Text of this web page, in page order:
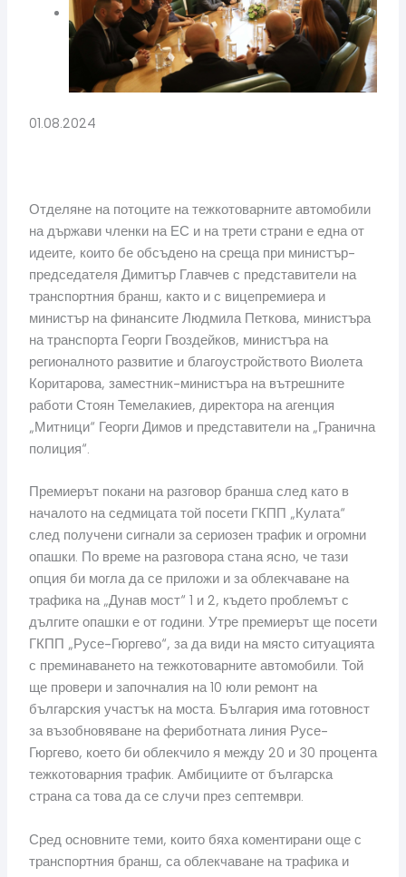
01.08.2024
Отделяне на потоците на тежкотоварните автомобили
на държави членки на ЕС и на трети страни е една от
идеите, които бе обсъдено на среща при министър-
председателя Димитър Главчев с представители на
транспортния бранш, както и с вицепремиера и
министър на финансите Людмила Петкова, министъра
на транспорта Георги Гвоздейков, министъра на
регионалното развитие и благоустройството Виолета
Коритарова, заместник-министъра на вътрешните
работи Стоян Темелакиев, директора на агенция
„Митници“ Георги Димов и представители на „Гранична
полиция“.
Премиерът покани на разговор бранша след като в
началото на седмицата той посети ГКПП „Кулата“
след получени сигнали за сериозен трафик и огромни
опашки. По време на разговора стана ясно, че тази
опция би могла да се приложи и за облекчаване на
трафика на „Дунав мост“ 1 и 2, където проблемът с
дългите опашки е от години. Утре премиерът ще посети
ГКПП „Русе-Гюргево“, за да види на място ситуацията
с преминаването на тежкотоварните автомобили. Той
ще провери и започналия на 10 юли ремонт на
българския участък на моста. България има готовност
за възобновяване на фериботната линия Русе-
Гюргево, което би облекчило я между 20 и 30 процента
тежкотоварния трафик. Амбициите от българска
страна са това да се случи през септември.
Сред основните теми, които бяха коментирани още с
транспортния бранш, са облекчаване на трафика и